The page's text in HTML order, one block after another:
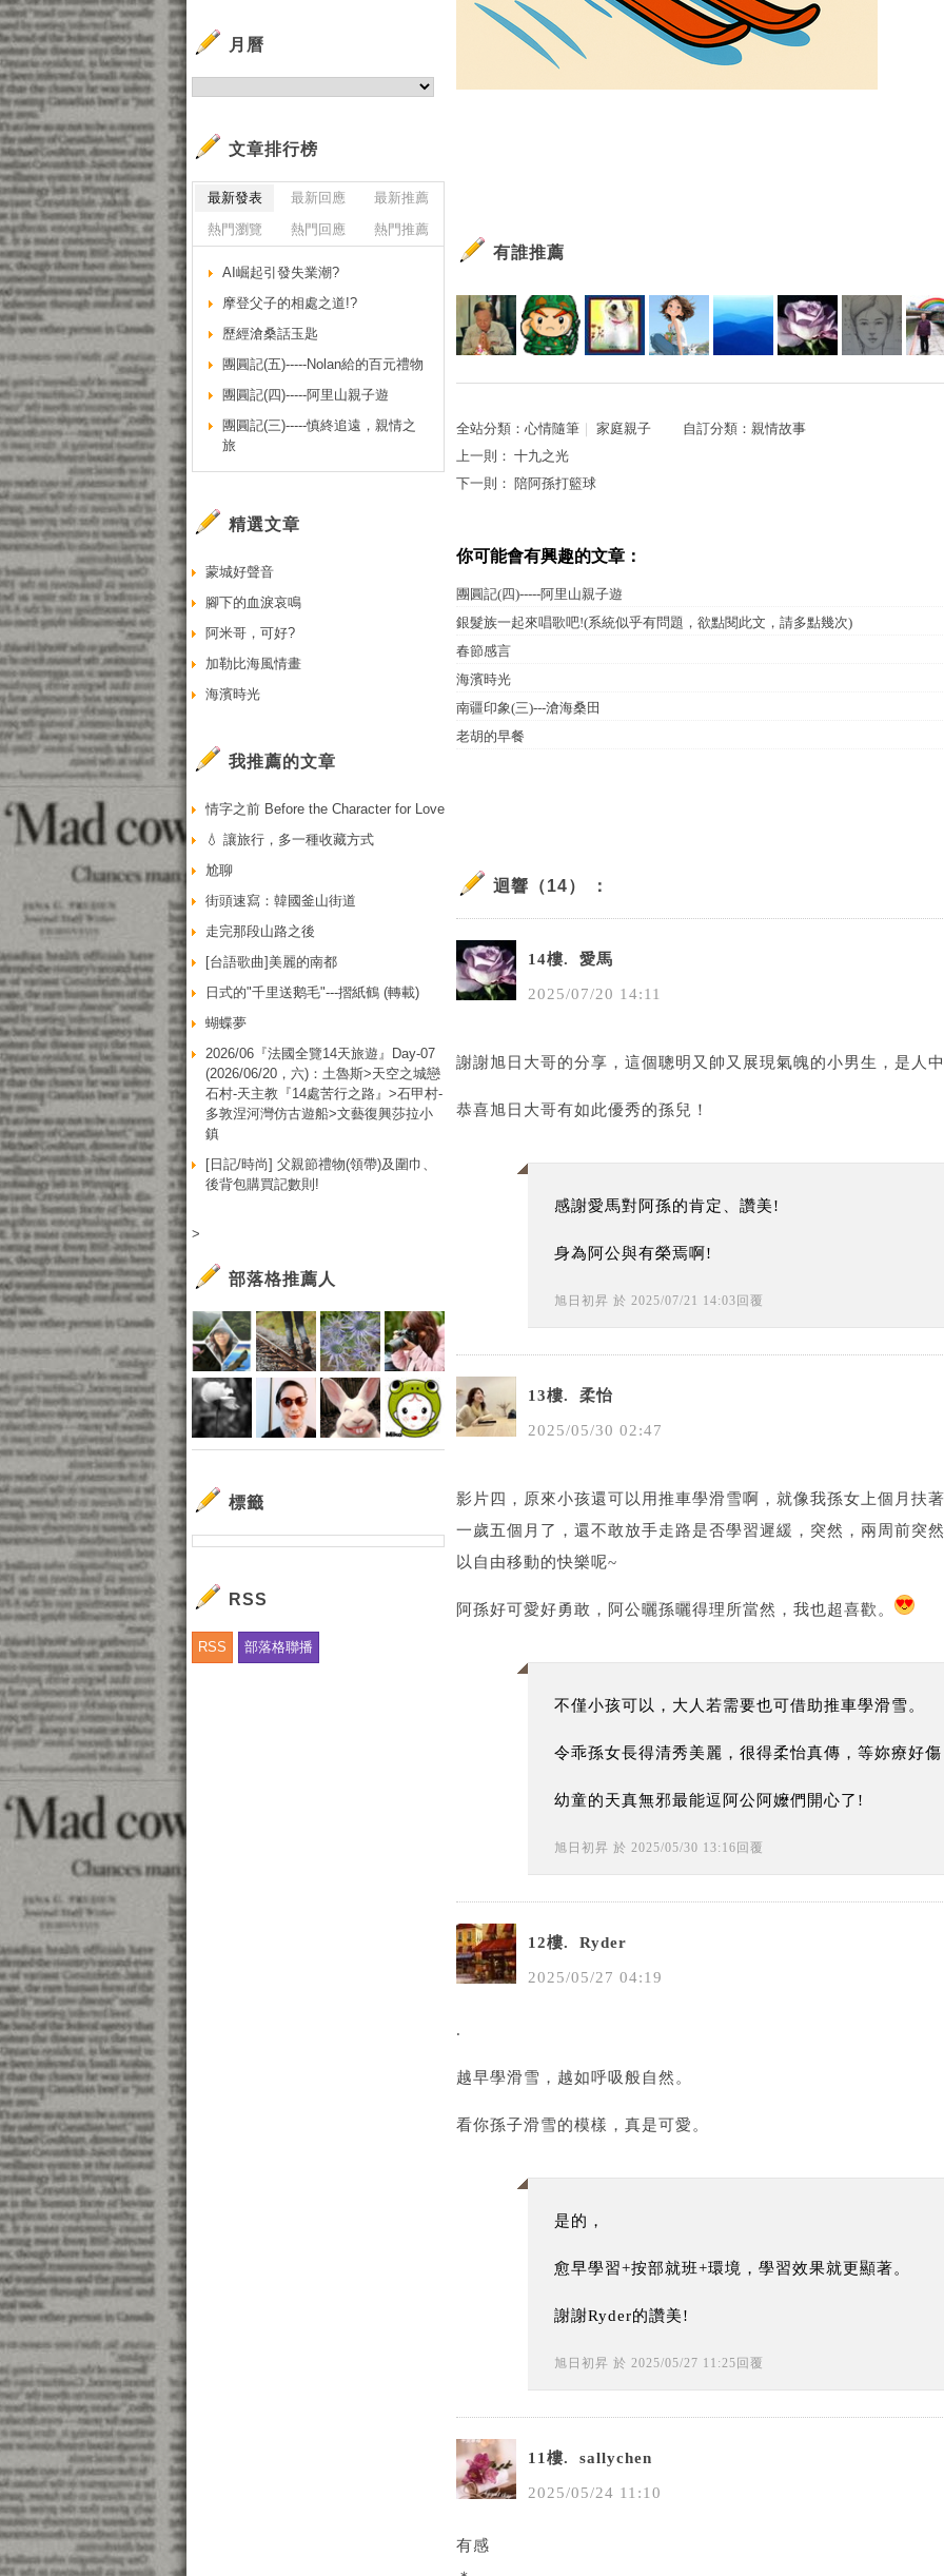
有誰推薦
全站分類： 心情隨筆 家庭親子 自訂分類： 親情故事
上一則： 十九之光
下一則： 陪阿孫打籃球
你可能會有興趣的文章：
團圓記(四)-----阿里山親子遊
銀髮族一起來唱歌吧!(系統似乎有問題，欲點閱此文，請多點幾次)
春節感言
海濱時光
南疆印象(三)---滄海桑田
老胡的早餐
迴響（14） ：
14樓. 愛馬
2025/07/20 14:11
謝謝旭日大哥的分享，這個聰明又帥又展現氣魄的小男生，是人
恭喜旭日大哥有如此優秀的孫兒！
感謝愛馬對阿孫的肯定、讚美!
身為阿公與有榮焉啊!
旭日初昇 於 2025/07/21 14:03 回覆
13樓. 柔怡
2025/05/30 02:47
影片四，原來小孩還可以用推車學滑雪啊，就像我孫女上個月扶
一歲五個月了，還不敢放手走路是否學習遲緩，突然，兩周前突
以自由移動的快樂呢~
阿孫好可愛好勇敢，阿公曬孫曬得理所當然，我也超喜歡。
不僅小孩可以，大人若需要也可借助推車學滑雪。
令乖孫女長得清秀美麗，很得柔怡真傳，等妳療好
幼童的天真無邪最能逗阿公阿嬤們開心了!
旭日初昇 於 2025/05/30 13: 16 回覆
12樓. Ryder
2025/05/27 04:19
.
越早學滑雪，越如呼吸般自然。
看你孫子滑雪的模樣，真是可愛。
是的，
愈早學習+按部就班+環境，學習效果就更顯著。
謝謝Ryder的讚美!
旭日初昇 於 2025/05/27 11 :25 回覆
11樓. sallychen
2025/05/24 11 :10
有感
月曆
文章排行榜
最新發表 最新回應
最新推薦
熱門瀏覽
熱門回應 熱門推薦
AI崛起引發失業潮?
摩登父子的相處之道!?
歷經滄桑話玉匙
團圓記(五)-----Nolan給的百元禮物
團圓記(四)-----阿里山親子遊
團圓記(三)-----慎終追遠，親情之
旅
精選文章
蒙城好聲音
腳下的血淚哀鳴
阿米哥，可好?
加勒比海風情畫
海濱時光
我推薦的文章
情字之前 Before the Character for Love
💧 讓旅行，多一種收藏方式
尬聊
街頭速寫：韓國釜山街道
走完那段山路之後
[台語歌曲]美麗的南都
日式的"千里送鹅毛"---摺紙鶴 (轉載)
蝴蝶夢
2026/06『法國全覽14天旅遊』Day-07
(2026/06/20，六)：土魯斯>天空之城戀
石村-天主教『14處苦行之路』>石甲村-
多敦涅河灣仿古遊船>文藝復興莎拉小
鎮
[日記/時尚] 父親節禮物(領帶)及圍巾、
後背包購買記數則!
>
部落格推薦人
標籤
RSS
RSS 部落格聯播